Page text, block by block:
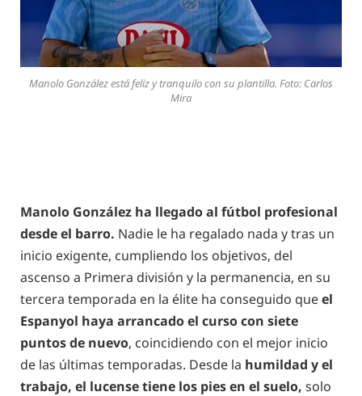
Manolo González está feliz y tranquilo con su plantilla. Foto: Carlos
Mira
Manolo González ha llegado al fútbol profesional
desde el barro. Nadie le ha regalado nada y tras un
inicio exigente, cumpliendo los objetivos, del
ascenso a Primera división y la permanencia, en su
tercera temporada en la élite ha conseguido queel
Espanyol haya arrancado el curso con siete
puntos de nuevo, coincidiendo con el mejor inicio
de las últimas temporadas. Desde la humildad y el
trabajo, el lucense tiene los pies en el suelo, solo